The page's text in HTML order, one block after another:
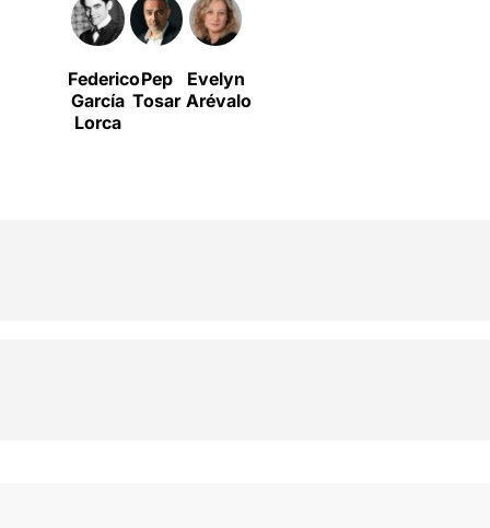
Federico
García
Lorca
Pep
Tosar
Evelyn
Arévalo